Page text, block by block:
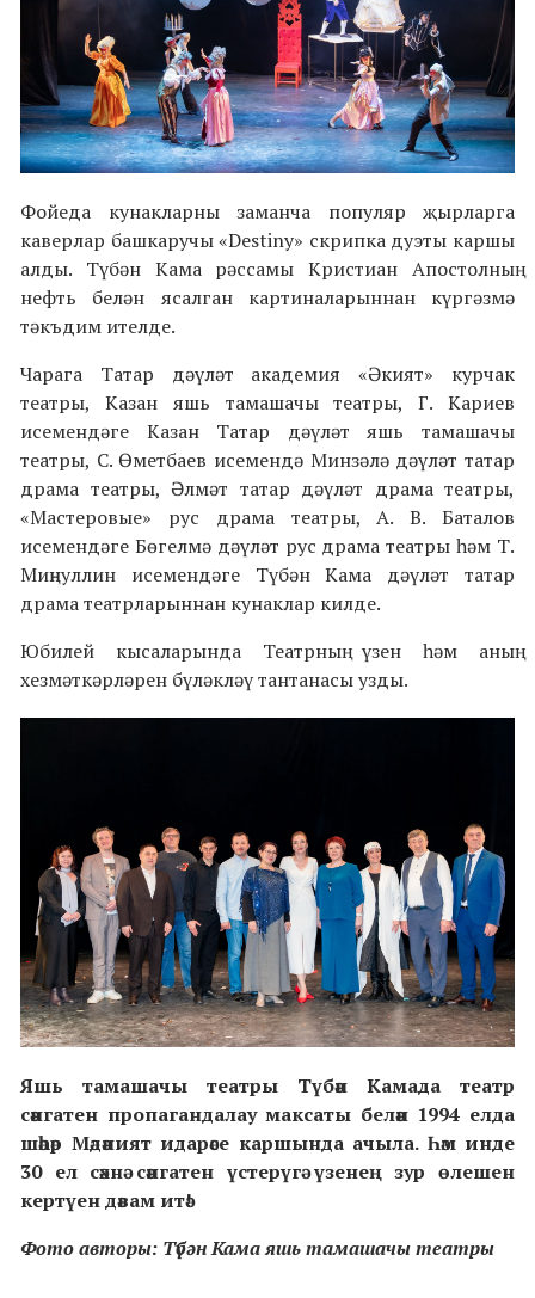
Фойеда кунакларны заманча популяр җырларга
каверлар башкаручы «Destiny» скрипка дуэты каршы
алды. Түбән Кама рәссамы Кристиан Апостолның
нефть белән ясалган картиналарыннан күргәзмә
тәкъдим ителде.
Чарага Татар дәүләт академия «Әкият» курчак
театры, Казан яшь тамашачы театры, Г. Кариев
исемендәге Казан Татар дәүләт яшь тамашачы
театры, С. Өметбаев исемендә Минзәлә дәүләт татар
драма театры, Әлмәт татар дәүләт драма театры,
«Мастеровые» рус драма театры, А. В. Баталов
исемендәге Бөгелмә дәүләт рус драма театры һәм Т.
Миңнуллин исемендәге Түбән Кама дәүләт татар
драма театрларыннан кунаклар килде.
Юбилей кысаларында Театрның үзен һәм аның
хезмәткәрләрен бүләкләү тантанасы узды.
Яшь тамашачы театры Түбән Камада театр
сәнгатен пропагандалау максаты белән 1994 елда
шәһәр Мәдәният идарәсе каршында ачыла. Һәм инде
30 ел сәхнә сәнгатен үстерүгә үзенең зур өлешен
кертүен дәвам итә!
Фото авторы: Түбән Кама яшь тамашачы театры